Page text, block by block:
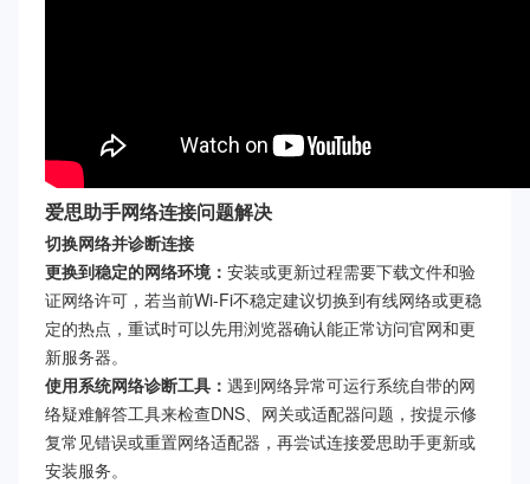
爱思助手网络连接问题解决
切换网络并诊断连接
更换到稳定的网络环境： 安装或更新过程需要下载文件和验
证网络许可，若当前Wi‑Fi不稳定建议切换到有线网络或更稳
定的热点，重试时可以先用浏览器确认能正常访问官网和更
新服务器。
使用系统网络诊断工具： 遇到网络异常可运行系统自带的网
络疑难解答工具来检查DNS、网关或适配器问题，按提示修
复常见错误或重置网络适配器，再尝试连接爱思助手更新或
安装服务。